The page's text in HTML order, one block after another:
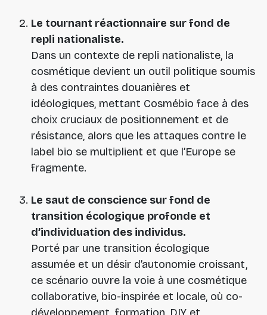
Le tournant réactionnaire sur fond de
repli nationaliste.
Dans un contexte de repli nationaliste, la
cosmétique devient un outil politique soumis
à des contraintes douanières et
idéologiques, mettant Cosmébio face à des
choix cruciaux de positionnement et de
résistance, alors que les attaques contre le
label bio se multiplient et que l’Europe se
fragmente.
Le saut de conscience sur fond de
transition écologique profonde et
d’individuation des individus.
Porté par une transition écologique
assumée et un désir d’autonomie croissant,
ce scénario ouvre la voie à une cosmétique
collaborative, bio-inspirée et locale, où co-